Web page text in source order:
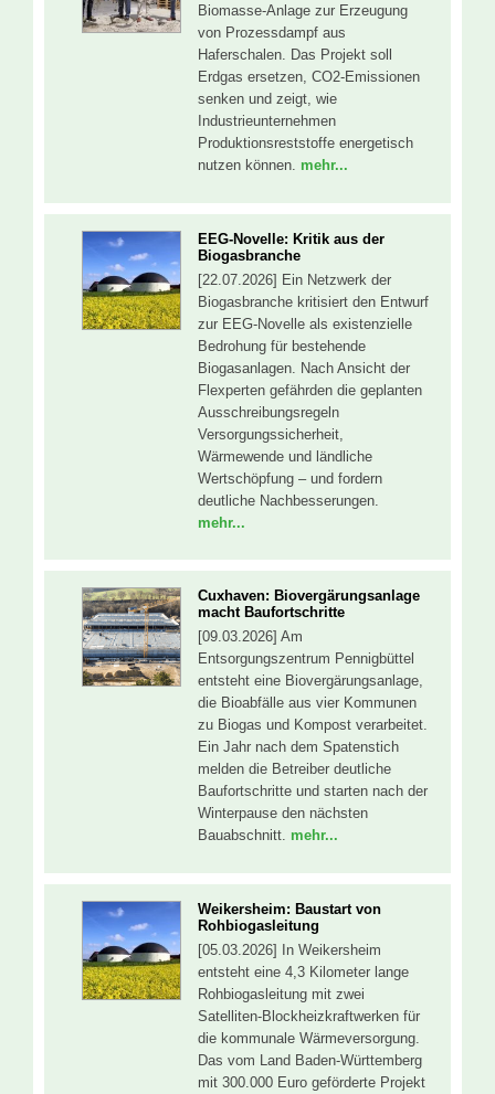
Biomasse-Anlage zur Erzeugung
von Prozessdampf aus
Haferschalen. Das Projekt soll
Erdgas ersetzen, CO2-Emissionen
senken und zeigt, wie
Industrieunternehmen
Produktionsreststoffe energetisch
nutzen können. mehr...
EEG-Novelle: Kritik aus der
Biogasbranche
[22.07.2026] Ein Netzwerk der
Biogasbranche kritisiert den Entwurf
zur EEG-Novelle als existenzielle
Bedrohung für bestehende
Biogasanlagen. Nach Ansicht der
Flexperten gefährden die geplanten
Ausschreibungsregeln
Versorgungssicherheit,
Wärmewende und ländliche
Wertschöpfung – und fordern
deutliche Nachbesserungen.
mehr...
Cuxhaven: Biovergärungsanlage
macht Baufortschritte
[09.03.2026] Am
Entsorgungszentrum Pennigbüttel
entsteht eine Biovergärungsanlage,
die Bioabfälle aus vier Kommunen
zu Biogas und Kompost verarbeitet.
Ein Jahr nach dem Spatenstich
melden die Betreiber deutliche
Baufortschritte und starten nach der
Winterpause den nächsten
Bauabschnitt. mehr...
Weikersheim: Baustart von
Rohbiogasleitung
[05.03.2026] In Weikersheim
entsteht eine 4,3 Kilometer lange
Rohbiogasleitung mit zwei
Satelliten-Blockheizkraftwerken für
die kommunale Wärmeversorgung.
Das vom Land Baden-Württemberg
mit 300.000 Euro geförderte Projekt